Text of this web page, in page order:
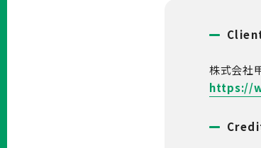
株式会社
https://